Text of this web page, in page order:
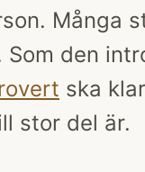
Många
den
ska
stor del är.